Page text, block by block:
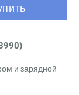
и зарядной